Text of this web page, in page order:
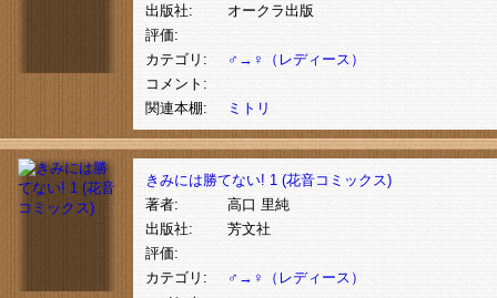
出版社:
オークラ出版
評価:
カテゴリ:
♂→♀（レディース）
コメント:
関連本棚:
ミトリ
きみには勝てない! 1 (花音コミックス)
著者:
高口 里純
出版社:
芳文社
評価:
カテゴリ:
♂→♀（レディース）